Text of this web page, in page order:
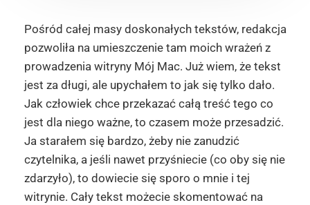
Pośród całej masy doskonałych tekstów, redakcja
pozwoliła na umieszczenie tam moich wrażeń z
prowadzenia witryny Mój Mac. Już wiem, że tekst
jest za długi, ale upychałem to jak się tylko dało.
Jak człowiek chce przekazać całą treść tego co
jest dla niego ważne, to czasem może przesadzić.
Ja starałem się bardzo, żeby nie zanudzić
czytelnika, a jeśli nawet przyśniecie (co oby się nie
zdarzyło), to dowiecie się sporo o mnie i tej
witrynie. Cały tekst możecie skomentować na